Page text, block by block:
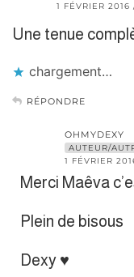
1 FÉVRIER
Une tenue
chargement…
RÉPONDRE
OHMYDEXY
AUTEUR/
1 FÉVRIER
Merci Maêva
Plein de bisous
Dexy ♥